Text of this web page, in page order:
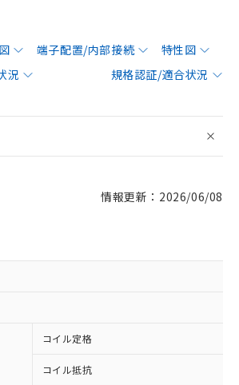
端子配置/内部接続
特性図
況
規格認証/適合状況
情報更新：2026/06/08
コイル定格
コイル抵抗